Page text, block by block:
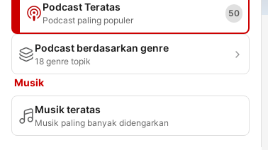
Podcast Teratas
Podcast paling populer
50
Podcast berdasarkan genre
18 genre topik
Musik
Musik teratas
Musik paling banyak didengarkan